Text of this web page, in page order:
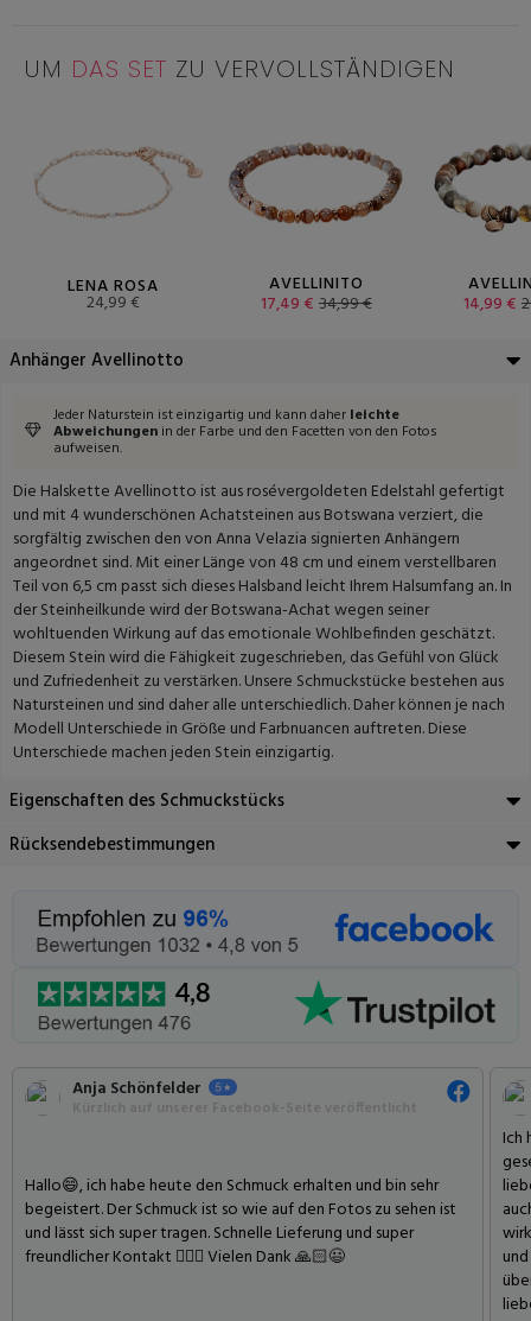
UM DAS SET ZU VERVOLLSTÄNDIGEN
LENA ROSA
24,99 €
AVELLINITO
17,49 € 34,99 € 14,99 €
Anhänger Avellinotto
Jeder Naturstein ist einzigartig und kann daher leichte
Abweichungen in der Farbe und den Facetten von den Fotos
aufweisen.
Die Halskette Avellinotto ist aus rosévergoldeten Edelstahl gefertigt
und mit 4 wunderschönen Achatsteinen aus Botswana verziert, die
sorgfältig zwischen den von Anna Velazia signierten Anhängern
angeordnet sind. Mit einer Länge von 48 cm und einem verstellbaren
Teil von 6,5 cm passt sich dieses Halsband leicht Ihrem Halsumfang an. In
der Steinheilkunde wird der Botswana-Achat wegen seiner
wohltuenden Wirkung auf das emotionale Wohlbefinden geschätzt.
Diesem Stein wird die Fähigkeit zugeschrieben, das Gefühl von Glück
und Zufriedenheit zu verstärken. Unsere Schmuckstücke bestehen aus
Natursteinen und sind daher alle unterschiedlich. Daher können je nach
Modell Unterschiede in Größe und Farbnuancen auftreten. Diese
Unterschiede machen jeden Stein einzigartig.
Eigenschaften des Schmuckstücks
Rücksendebestimmungen
Anja Schönfelder
️Hallo😄, ich habe heute den Schmuck erhalten und bin sehr
begeistert. Der Schmuck ist so wie auf den Fotos zu sehen ist
und lässt sich super tragen. Schnelle Lieferung und super
freundlicher Kontakt 👍🏻😃 Vielen Dank 🙏🏻😃
Ich